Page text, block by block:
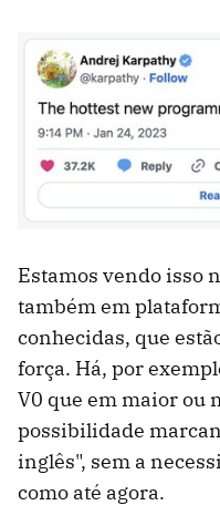
Estamos vendo isso
também em
conhecidas, que
força. Há, por
V0 que em maior ou
possibilidade
inglês", sem a
como até agora.